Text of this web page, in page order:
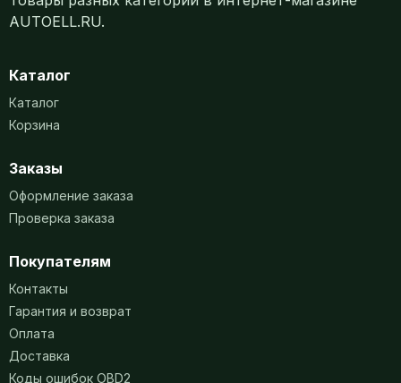
AUTOELL.RU.
Каталог
Каталог
Корзина
Заказы
Оформление заказа
Проверка заказа
Покупателям
Контакты
Гарантия и возврат
Оплата
Доставка
Коды ошибок OBD2